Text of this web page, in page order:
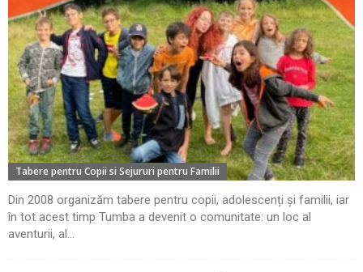
Tabere pentru Copii si Sejururi pentru Familii
Din 2008 organizăm tabere pentru copii, adolescenți și familii, iar
în tot acest timp Tumba a devenit o comunitate: un loc al
aventurii, al...